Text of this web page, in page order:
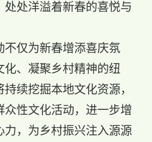
处洋溢着新春的喜悦与
不仅为新春增添喜庆氛
化、凝聚乡村精神的纽
续挖掘本地文化资源，
性文化活动，进一步增
力，为乡村振兴注入源源